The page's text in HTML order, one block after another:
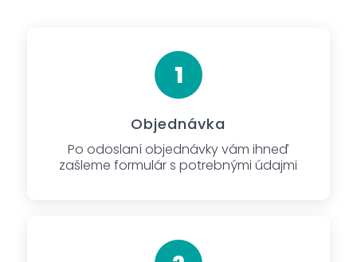
Objednávka
Po odoslaní objednávky vám ihneď
zašleme formulár s potrebnými údajmi